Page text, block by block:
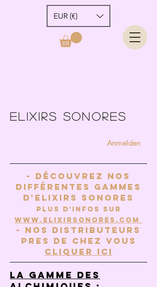
EUR (€)
elixirs sonores
Anmelden
- Découvrez Nos
différentes Gammes
d'elixirs Sonores
Plus d'infos sur
www.elixirsonores.com
- Nos distributeurs
pres de chez vous
cliquer ici
La Gamme des